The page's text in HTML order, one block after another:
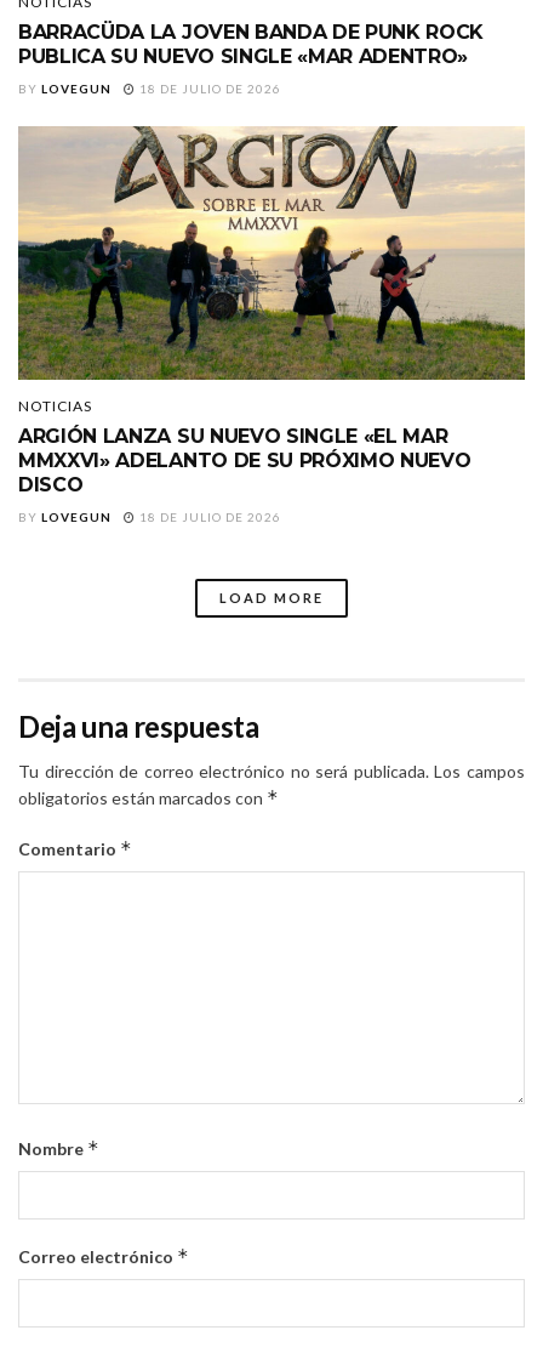
BARRACÜDA LA JOVEN BANDA DE PUNK ROCK
PUBLICA SU NUEVO SINGLE «MAR ADENTRO»
BY LOVEGUN 18 DE JULIO DE 2026
NOTICIAS
ARGIÓN LANZA SU NUEVO SINGLE «EL MAR
MMXXVI» ADELANTO DE SU PRÓXIMO NUEVO
DISCO
BY LOVEGUN 18 DE JULIO DE 2026
LOAD MORE
Deja una respuesta
Tu dirección de correo electrónico no será publicada. Los campos
obligatorios están marcados con *
Comentario *
Nombre *
Correo electrónico *